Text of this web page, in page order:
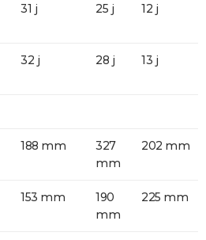
31 j 25 j 12 j
32 j 28 j 13 j
188 mm
327
mm
202 mm
153 mm
190
mm
225 mm